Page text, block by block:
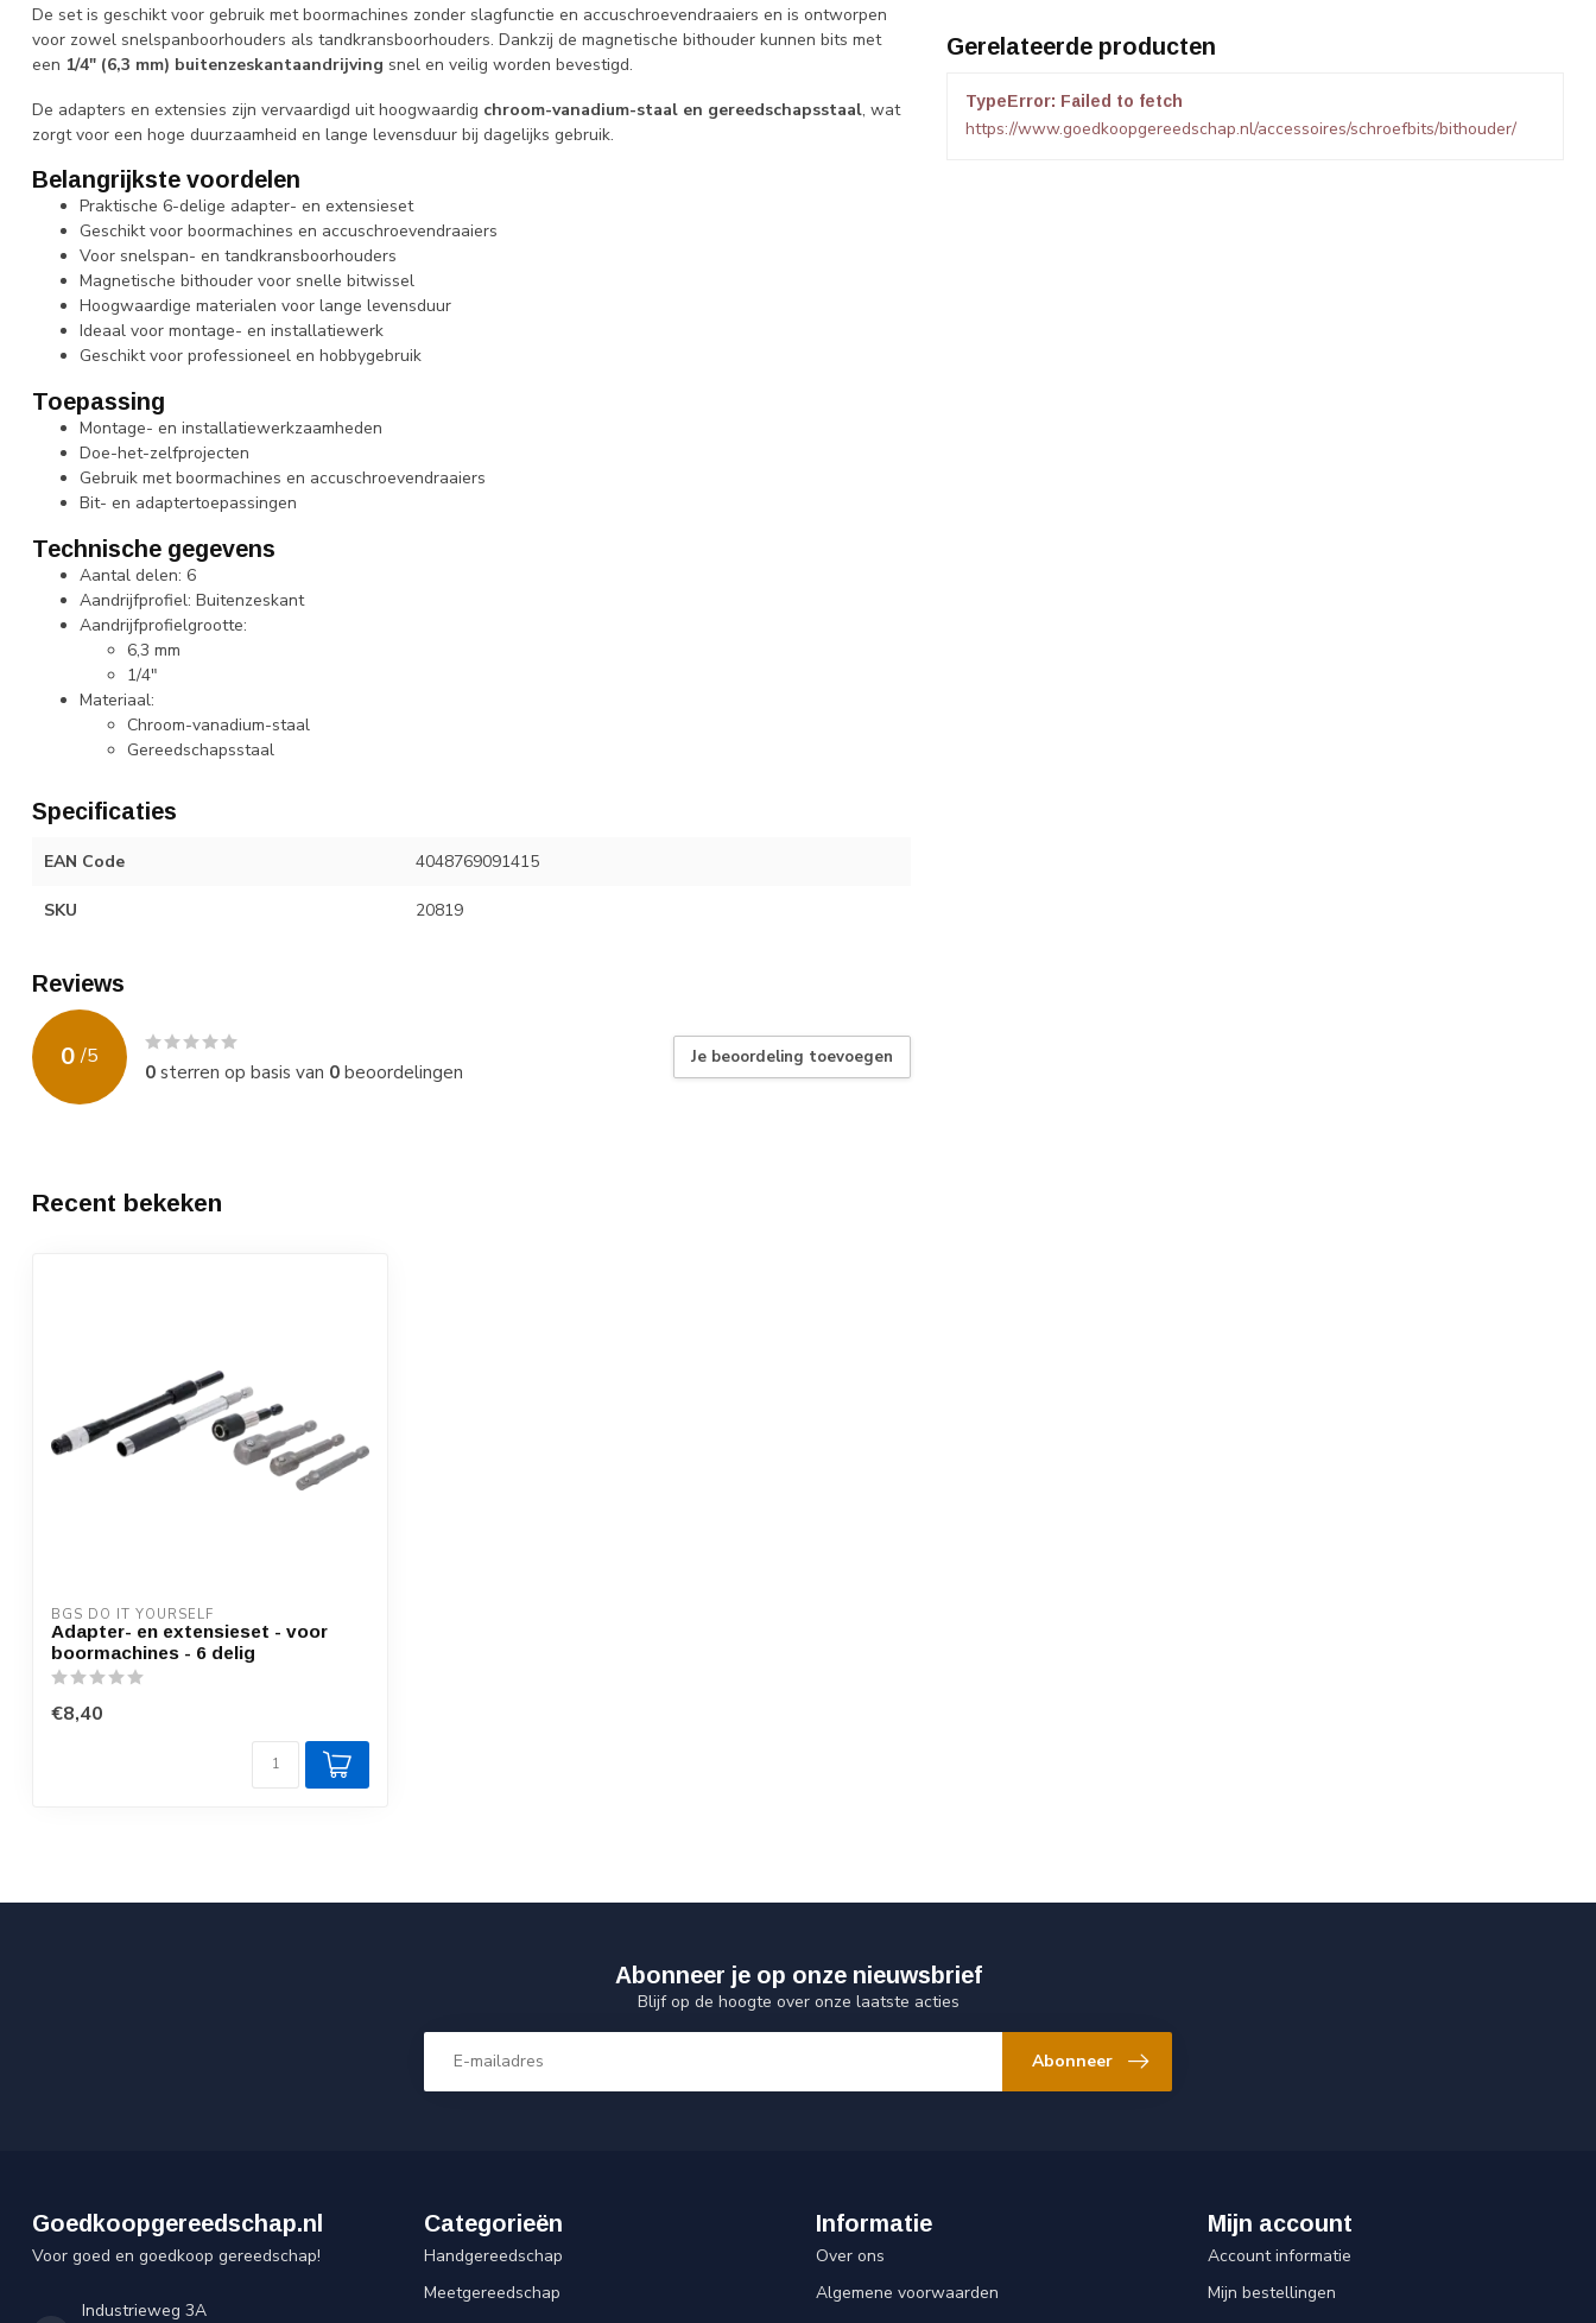
De set is geschikt voor gebruik met boormachines zonder slagfunctie en accuschroevendraaiers en is ontworpen
voor zowel snelspanboorhouders als tandkransboorhouders. Dankzij de magnetische bithouder kunnen bits met
een 1/4" (6,3 mm) buitenzeskantaandrijving snel en veilig worden bevestigd.
De adapters en extensies zijn vervaardigd uit hoogwaardig chroom-vanadium-staal en gereedschapsstaal, wat
zorgt voor een hoge duurzaamheid en lange levensduur bij dagelijks gebruik.
Belangrijkste voordelen
Praktische 6-delige adapter- en extensieset
Geschikt voor boormachines en accuschroevendraaiers
Voor snelspan- en tandkransboorhouders
Magnetische bithouder voor snelle bitwissel
Hoogwaardige materialen voor lange levensduur
Ideaal voor montage- en installatiewerk
Geschikt voor professioneel en hobbygebruik
Toepassing
Montage- en installatiewerkzaamheden
Doe-het-zelfprojecten
Gebruik met boormachines en accuschroevendraaiers
Bit- en adaptertoepassingen
Technische gegevens
Aantal delen: 6
Aandrijfprofiel: Buitenzeskant
Aandrijfprofielgrootte:
6,3 mm
1/4"
Materiaal:
Chroom-vanadium-staal
Gereedschapsstaal
Specificaties
EAN Code 4048769091415
SKU 20819
Reviews
0 /5
0sterren op basis van 0beoordelingen
Je beoordeling toevoegen
Gerelateerde producten
TypeError: Failed to fetch
https://www.goedkoopgereedschap.nl/accessoires/schroefbits/bithouder/
Recent bekeken
BGS DO IT YOURSELF
Adapter- en extensieset - voor
boormachines - 6 delig
€8,40
Abonneer je op onze nieuwsbrief
Blijf op de hoogte over onze laatste acties
Abonneer
Goedkoopgereedschap.nl
Voor goed en goedkoop gereedschap!
Industrieweg 3A
Categorieën
Handgereedschap
Meetgereedschap
Informatie
Over ons
Algemene voorwaarden
Mijn account
Account informatie
Mijn bestellingen